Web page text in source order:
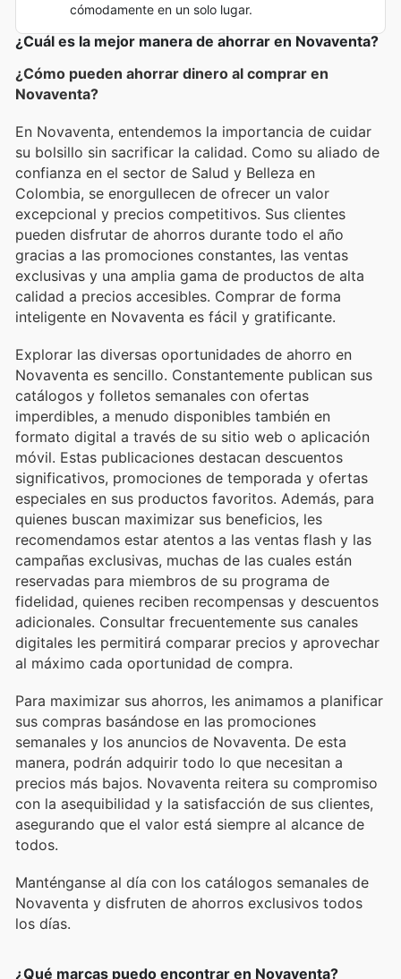
cómodamente en un solo lugar.
¿Cuál es la mejor manera de ahorrar en Novaventa?
¿Cómo pueden ahorrar dinero al comprar en
Novaventa?
En Novaventa, entendemos la importancia de cuidar
su bolsillo sin sacrificar la calidad. Como su aliado de
confianza en el sector de Salud y Belleza en
Colombia, se enorgullecen de ofrecer un valor
excepcional y precios competitivos. Sus clientes
pueden disfrutar de ahorros durante todo el año
gracias a las promociones constantes, las ventas
exclusivas y una amplia gama de productos de alta
calidad a precios accesibles. Comprar de forma
inteligente en Novaventa es fácil y gratificante.
Explorar las diversas oportunidades de ahorro en
Novaventa es sencillo. Constantemente publican sus
catálogos y folletos semanales con ofertas
imperdibles, a menudo disponibles también en
formato digital a través de su sitio web o aplicación
móvil. Estas publicaciones destacan descuentos
significativos, promociones de temporada y ofertas
especiales en sus productos favoritos. Además, para
quienes buscan maximizar sus beneficios, les
recomendamos estar atentos a las ventas flash y las
campañas exclusivas, muchas de las cuales están
reservadas para miembros de su programa de
fidelidad, quienes reciben recompensas y descuentos
adicionales. Consultar frecuentemente sus canales
digitales les permitirá comparar precios y aprovechar
al máximo cada oportunidad de compra.
Para maximizar sus ahorros, les animamos a planificar
sus compras basándose en las promociones
semanales y los anuncios de Novaventa. De esta
manera, podrán adquirir todo lo que necesitan a
precios más bajos. Novaventa reitera su compromiso
con la asequibilidad y la satisfacción de sus clientes,
asegurando que el valor está siempre al alcance de
todos.
Manténganse al día con los catálogos semanales de
Novaventa y disfruten de ahorros exclusivos todos
los días.
¿Qué marcas puedo encontrar en Novaventa?